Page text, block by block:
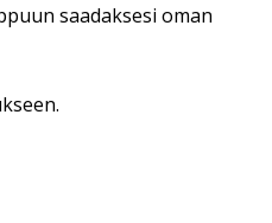
saadaksesi oman